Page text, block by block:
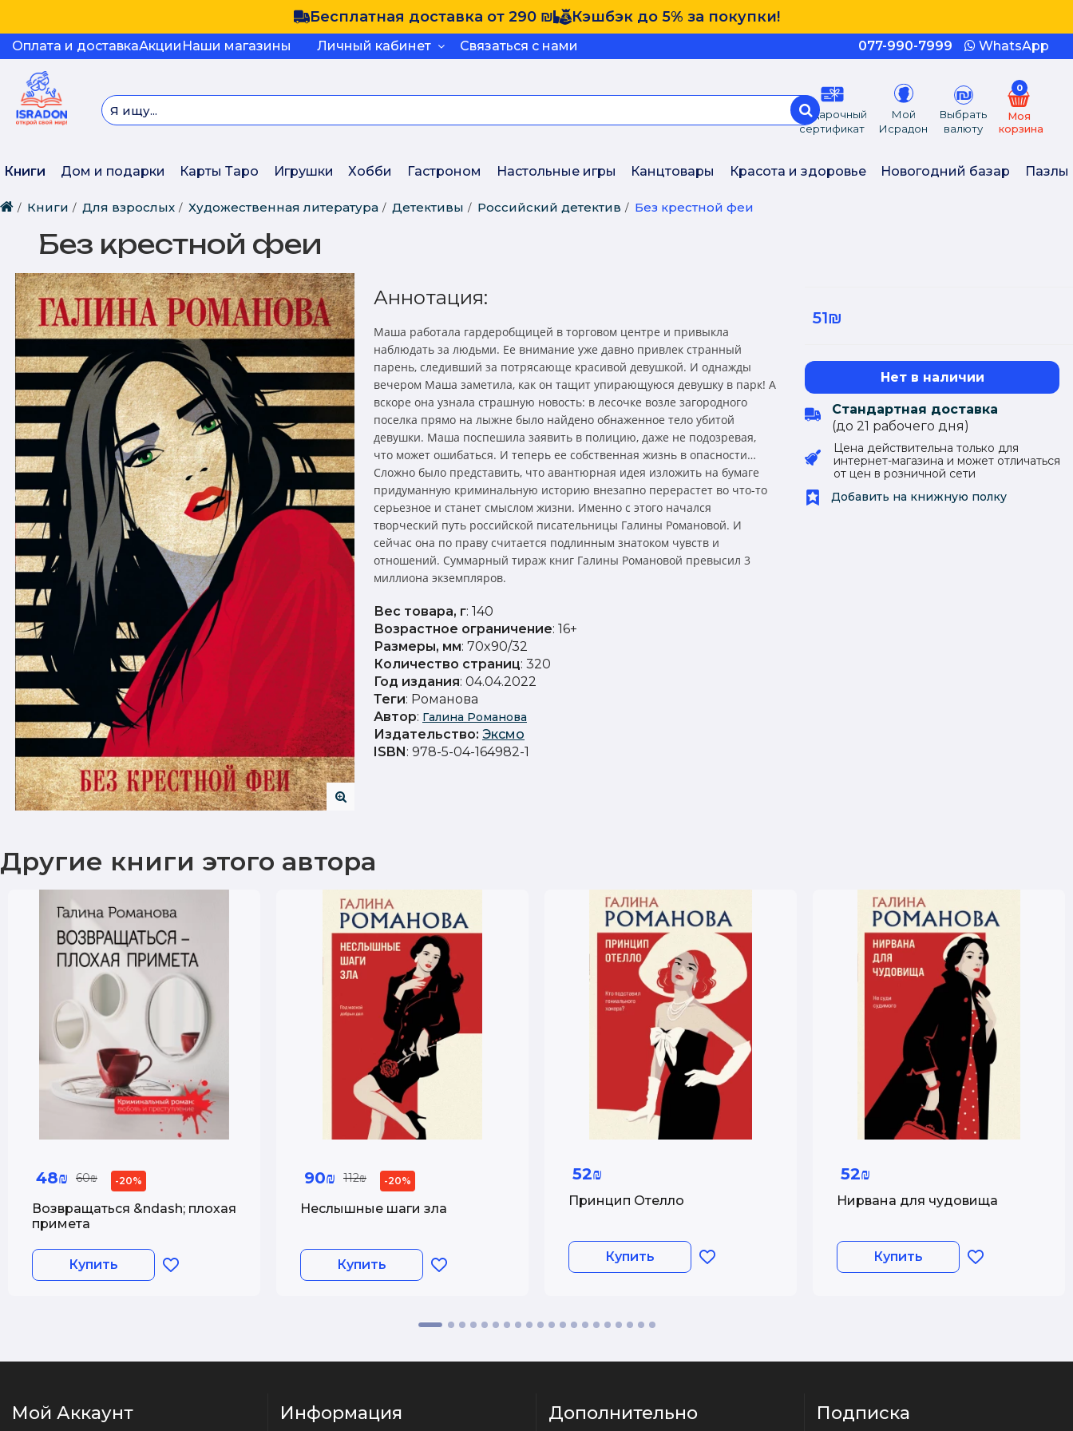
Бесплатная доставка от 290 ₪ Кэшбэк до 5% за покупки!
Оплата и доставкаАкции Наши магазины Личный кабинет Связаться с нами 077-990-7999 WhatsApp
Подарочный
сертификат
Мой
Исрадон
Выбрать
валюту
0
Моя
корзина
Книги Дом и подарки Карты Таро Игрушки Хобби Гастроном Настольные игры Канцтовары Красота и здоровье Новогодний базар Пазлы
Книги Для взрослых Художественная литература Детективы Российский детектив Без крестной феи
Без крестной феи
Аннотация:
Маша работала гардеробщицей в торговом центре и привыкла
наблюдать за людьми. Ее внимание уже давно привлек странный
парень, следивший за потрясающе красивой девушкой. И однажды
вечером Маша заметила, как он тащит упирающуюся девушку в парк! А
вскоре она узнала страшную новость: в лесочке возле загородного
поселка прямо на лыжне было найдено обнаженное тело убитой
девушки. Маша поспешила заявить в полицию, даже не подозревая,
что может ошибаться. И теперь ее собственная жизнь в опасности…
Сложно было представить, что авантюрная идея изложить на бумаге
придуманную криминальную историю внезапно перерастет во что-то
серьезное и станет смыслом жизни. Именно с этого начался
творческий путь российской писательницы Галины Романовой. И
сейчас она по праву считается подлинным знатоком чувств и
отношений. Суммарный тираж книг Галины Романовой превысил 3
миллиона экземпляров.
Вес товара, г: 140
Возрастное ограничение: 16+
Размеры, мм: 70x90/32
Количество страниц: 320
Год издания: 04.04.2022
Теги: Романова
Автор: Галина Романова
Издательство: Эксмо
ISBN: 978-5-04-164982-1
51₪
Нет в наличии
Стандартная доставка
(до 21 рабочего дня)
Цена действительна только для
интернет-магазина и может отличаться
от цен в розничной сети
Добавить на книжную полку
Другие книги этого автора
48₪ 60₪ -20%
Возвращаться &ndash; плохая
примета
Купить
90₪ 112₪ -20%
Неслышные шаги зла
Купить
52₪
Принцип Отелло
Купить
52₪
Нирвана для чудовища
Купить
Мой Аккаунт Информация Дополнительно Подписка